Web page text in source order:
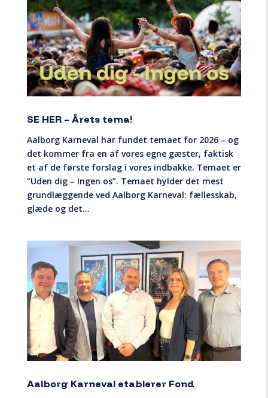
SE HER – Årets tema!
Aalborg Karneval har fundet temaet for 2026 – og
det kommer fra en af vores egne gæster, faktisk
et af de første forslag i vores indbakke. Temaet er
“Uden dig – Ingen os”. Temaet hylder det mest
grundlæggende ved Aalborg Karneval: fællesskab,
glæde og det...
Aalborg Karneval etablerer Fond